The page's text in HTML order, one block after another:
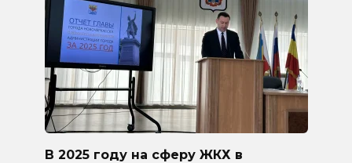
В 2025 году на сферу ЖКХ в